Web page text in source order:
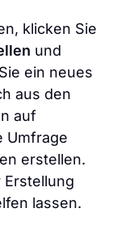
klicken Sie
und
ein neues
aus den
auf
Umfrage
erstellen.
lassen.